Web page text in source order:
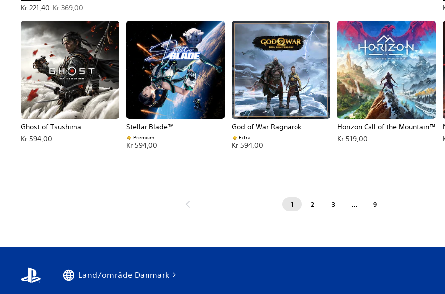
Kr 221,40
Tilbudspris Kr 221,40. Oprindelig pris Kr 369,00.
Kr 369,00
Ghost of Tsushima
Kr 594,00
Stellar Blade™
Premium
Kr 594,00
God of War Ragnarök
Extra
Kr 594,00
Horizon Call of the Mountain™
Kr 519,00
1 2 3 … 9
Land/område Danmark